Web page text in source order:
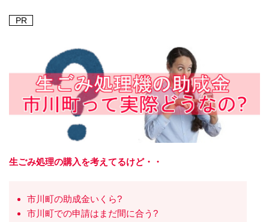
PR
生ごみ処理の購入を考えてるけど・・
市川町の助成金いくら?
市川町での申請はまだ間に合う?